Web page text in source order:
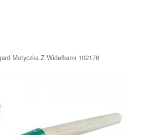
Motyczka Z Widełkami 102176